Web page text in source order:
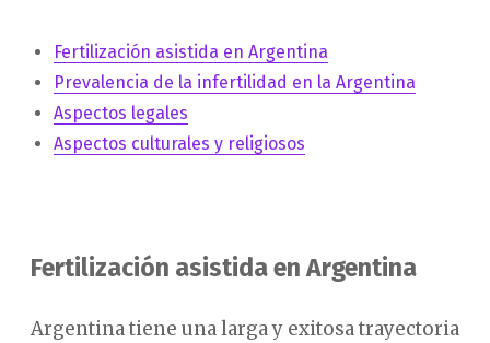
Fertilización asistida en Argentina
Prevalencia de la infertilidad en la Argentina
Aspectos legales
Aspectos culturales y religiosos
Fertilización asistida en Argentina
Argentina tiene una larga y exitosa trayectoria